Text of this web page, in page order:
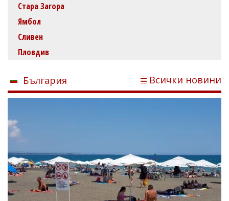
Стара Загора
Ямбол
Сливен
Пловдив
България Всички новини